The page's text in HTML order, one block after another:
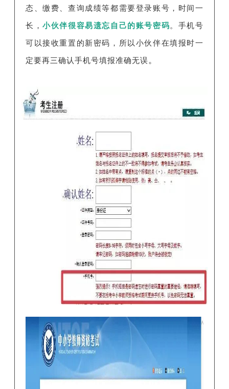
态、缴费、查询成绩等都需要登录账号，时间一
长，小伙伴很容易遗忘自己的账号密码。手机号
可以接收重置的新密码，所以小伙伴在填报时一
定要再三确认手机号填报准确无误。